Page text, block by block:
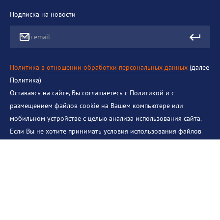
Подписка на новости
Ваш email
Политика в отношении обработки персональных данных (далее
Политика)
Оставаясь на сайте, Вы соглашаетесь с Политикой и с
размещением файлов cookie на Вашем компьютере или
мобильном устройстве с целью анализа использования сайта.
Если Вы не хотите принимать условия использования файлов